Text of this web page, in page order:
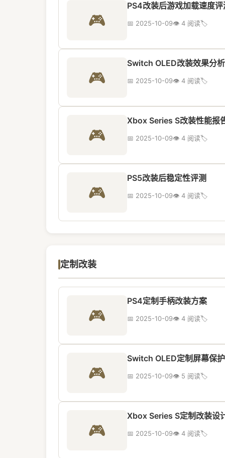
🎮
PS4改装后游戏加载速度评
📅 2025-10-09👁️ 4 阅读🏷️
🎮
Switch OLED改装效果分析
📅 2025-10-09👁️ 4 阅读🏷️
🎮
Xbox Series S改装性能报
📅 2025-10-09👁️ 4 阅读🏷️
🎮
PS5改装后稳定性评测
📅 2025-10-09👁️ 4 阅读🏷️
定制改装
🎮
PS4定制手柄改装方案
📅 2025-10-09👁️ 4 阅读🏷️
🎮
Switch OLED定制屏幕保
📅 2025-10-09👁️ 5 阅读🏷️
🎮
Xbox Series S定制改装设
📅 2025-10-09👁️ 4 阅读🏷️